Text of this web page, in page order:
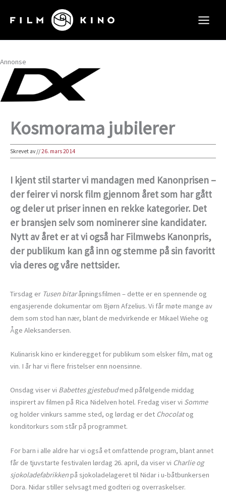
rett
innholdet
Annonse
Kosmorama jubilerer
Skrevet av//26. mars 2014
I kjent stil starter vi mandagen med Kanonprisen –
der feirer vi norsk film gjennom året som har gått
og deler ut priser innen en rekke kategorier. Det
er bransjen selv som nominerer sine kandidater.
Nytt av året er at vi også har Filmwebs Kanonpris,
der publikum kan gå inn og stemme på sin favoritt
via deres og våre nettsider.
Tirsdag er Tusen bitaråpningsfilmen – dette er en spennende og
engasjerende dokumentar om Bjørn Afzelius. Vi får møte mange av
dem som stod han nær, blant de medvirkende er Mikael Wiehe og
Åge Aleksandersen.
Kulinarisk kino er kinderegget for publikum som elsker film, mat og
vin. I år har vi flere fristelser enn noensinne.
Onsdag viser vi Babettes gjestebudmed påfølgende middag
inspirert av filmen på Rica Nidelven hotel. Fredag viser vi Somme
og holder vinkurs samme sted, og lørdag er det Chocolatog
konditorkurs som står på programmet.
For barn i alle aldre har vi også et omfattende program, blant annet
får de tjuvstarte festivalen lørdag 26. april, da viser vi Charlie og
sjokoladefabrikkenpå sjokoladelageret til Nidar i u-båtbunkersen
Dora. Nidar stiller selvsagt med godteri og overraskelser.